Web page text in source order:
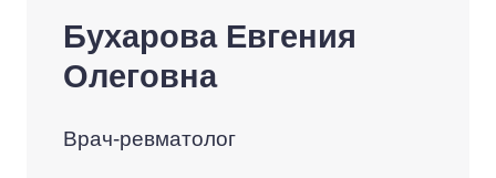
Бухарова Евгения
Олеговна
Врач-ревматолог